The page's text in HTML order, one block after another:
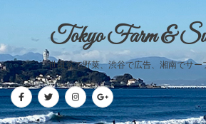
content
Tokyo Farm &
世田谷で野菜、渋谷で広告、湘南でサー